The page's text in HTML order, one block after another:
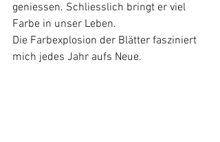
geniessen. Schliesslich bringt er viel
Farbe in unser Leben.
Die Farbexplosion der Blätter fasziniert
mich jedes Jahr aufs Neue.